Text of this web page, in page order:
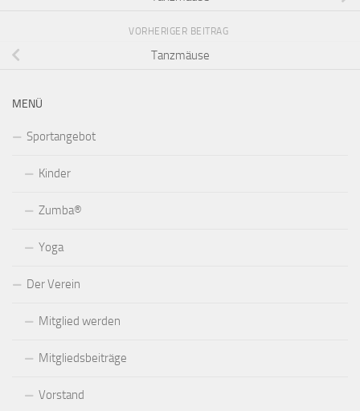
VORHERIGER BEITRAG
Tanzmäuse
MENÜ
Sportangebot
Kinder
Zumba®
Yoga
Der Verein
Mitglied werden
Mitgliedsbeiträge
Vorstand